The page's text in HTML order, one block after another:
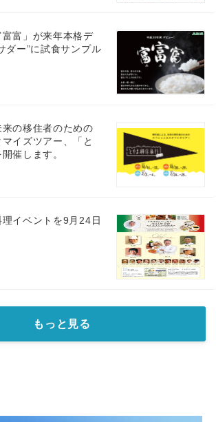
富」が来年本格デ
ダー”に試食サンプル
の移住者のための
イズツアー、「と
催します。
イベントを9月24日
もっと見る